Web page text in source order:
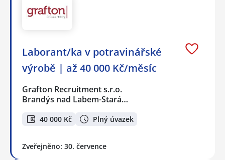
Laborant/ka v potravinářské
výrobě | až 40 000 Kč/měsíc
Grafton Recruitment s.r.o.
Brandýs nad Labem-Stará…
40 000 Kč Plný úvazek
Zveřejněno: 30. července